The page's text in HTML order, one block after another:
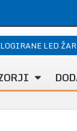
LED